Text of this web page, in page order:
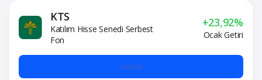
KTS
Katılım Hisse Senedi Serbest
Fon
+23,92%
Ocak Getiri
İncele